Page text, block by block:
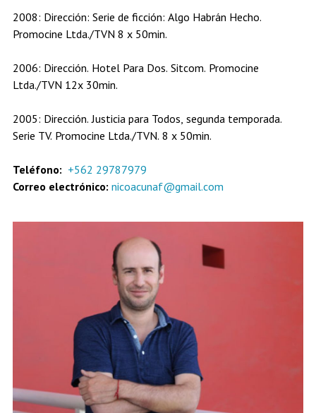
2008: Dirección: Serie de ficción: Algo Habrán Hecho.
Promocine Ltda./TVN 8 x 50min.
2006: Dirección. Hotel Para Dos. Sitcom. Promocine
Ltda./TVN 12x 30min.
2005: Dirección. Justicia para Todos, segunda temporada.
Serie TV. Promocine Ltda./TVN. 8 x 50min.
Teléfono: +562 29787979
Correo electrónico: nicoacunaf@gmail.com